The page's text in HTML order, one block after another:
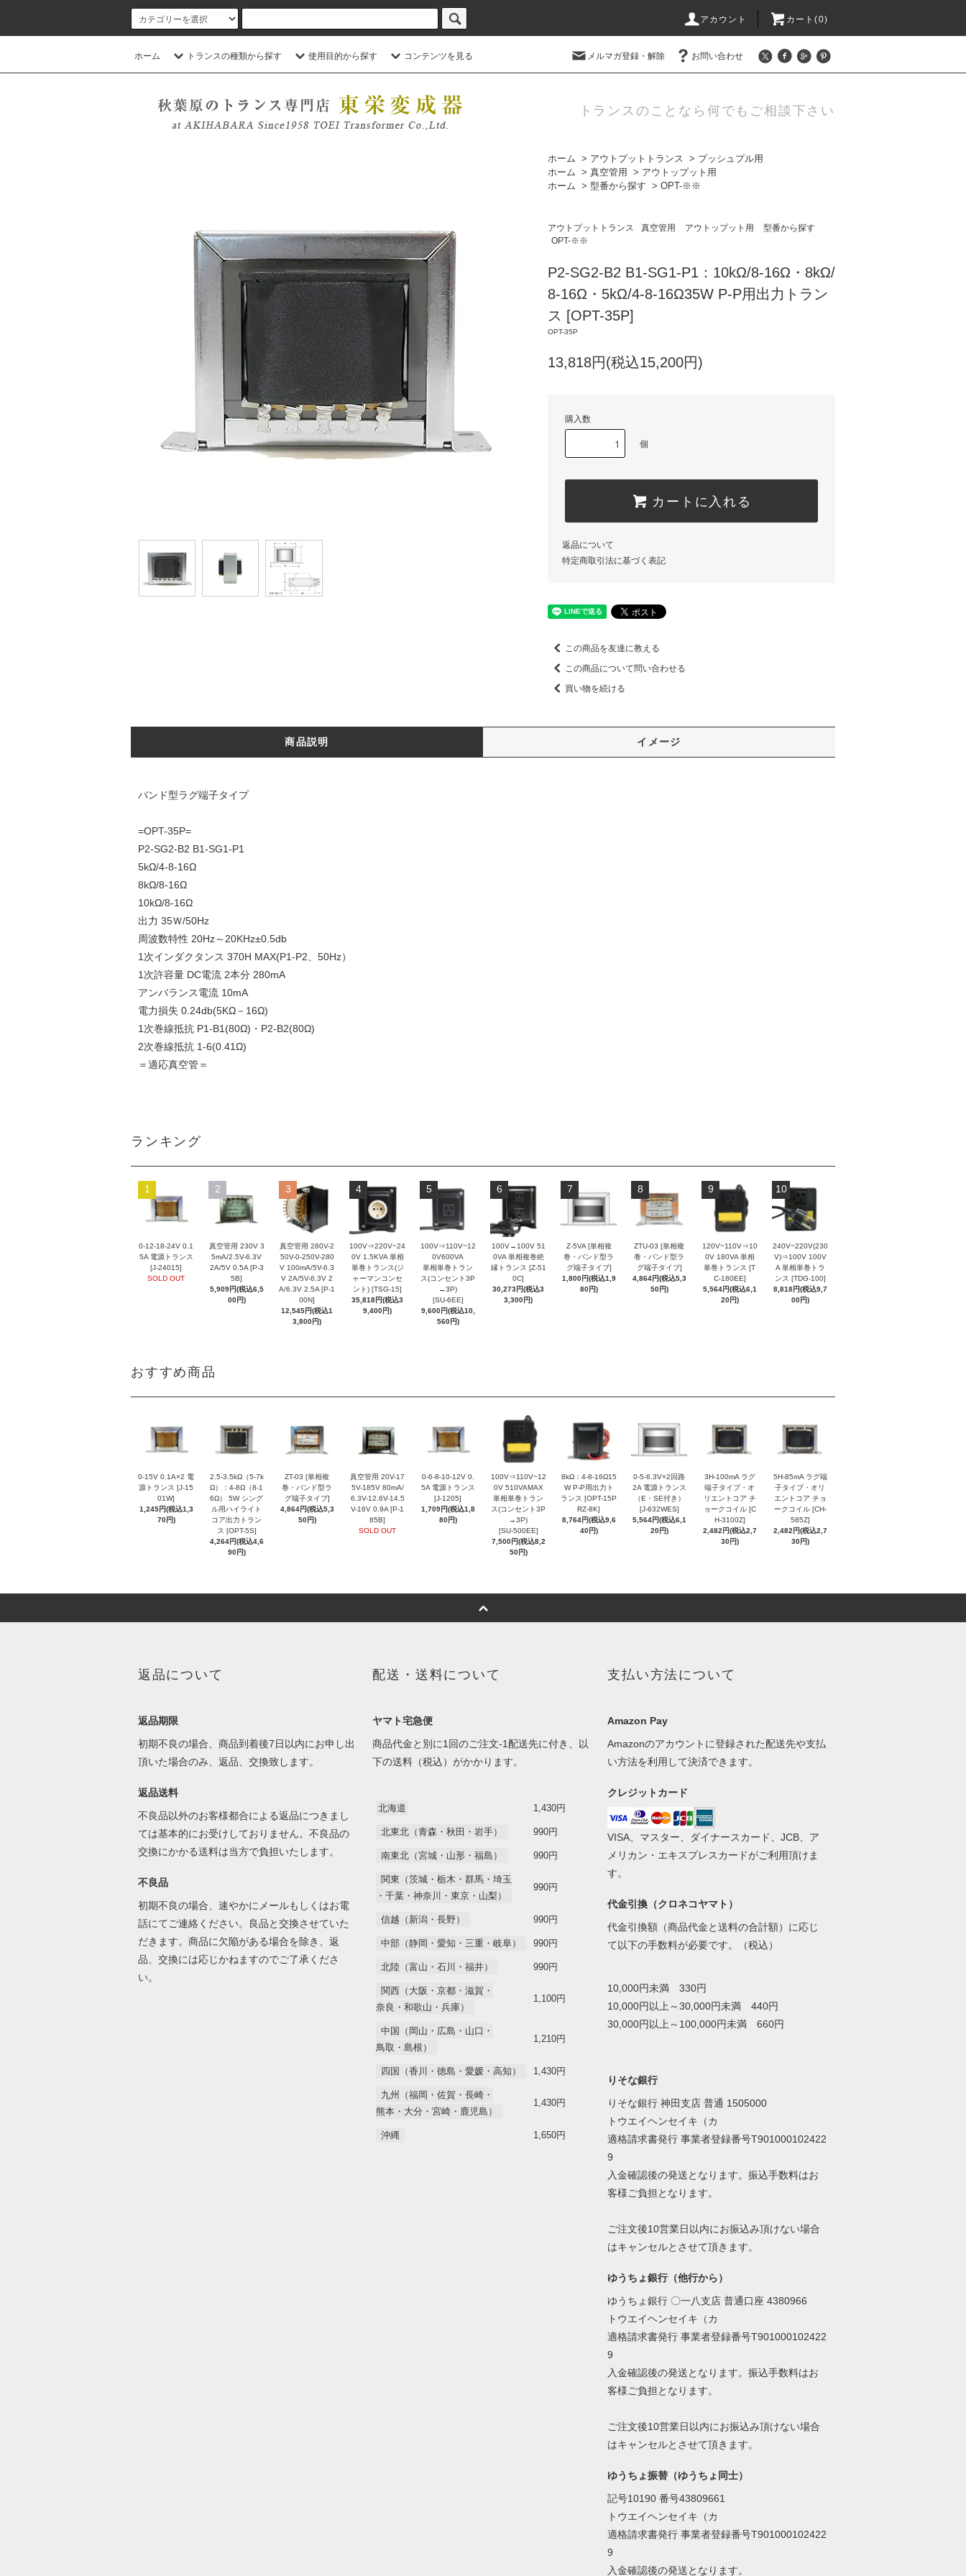
アカウント カート(0)
ホーム トランスの種類から探す 使用目的から探す コンテンツを見る メルマガ登録・解除 お問い合わせ
トランスのことなら何でもご相談下さい
ホーム > アウトプットトランス > プッシュプル用
ホーム > 真空管用 > アウトップット用
ホーム > 型番から探す > OPT-※※
アウトプットトランス 真空管用 アウトップット用
型番から探す
OPT-※※
P2-SG2-B2 B1-SG1-P1：10kΩ/8-16Ω・8kΩ/
8-16Ω・5kΩ/4-8-16Ω35W P-P用出力トラン
ス [OPT-35P]
OPT-35P
13,818円(税込15,200円)
購入数
個
カートに入れる
返品について
特定商取引法に基づく表記
この商品を友達に教える
この商品について問い合わせる
買い物を続ける
商品説明 イメージ
バンド型ラグ端子タイプ
=OPT-35P=
P2-SG2-B2 B1-SG1-P1
5kΩ/4-8-16Ω
8kΩ/8-16Ω
10kΩ/8-16Ω
出力 35Ｗ/50Hz
周波数特性 20Hz～20KHz±0.5db
1次インダクタンス 370H MAX(P1-P2、50Hz）
1次許容量 DC電流 2本分 280mA
アンバランス電流 10mA
電力損失 0.24db(5KΩ－16Ω)
1次巻線抵抗 P1-B1(80Ω)・P2-B2(80Ω)
2次巻線抵抗 1-6(0.41Ω)
＝適応真空管＝
ランキング
1
0-12-18-24V 0.1
5A 電源トランス
[J-24015]
SOLD OUT
2
真空管用 230V 3
5mA/2.5V-6.3V
2A/5V 0.5A [P-3
5B]
5,909円(税込6,5
00円)
3
真空管用 280V-2
50V-0-250V-280
V 100mA/5V-6.3
V 2A/5V-6.3V 2
A/6.3V 2.5A [P-1
00N]
12,545円(税込1
3,800円)
4
100V⇒220V~24
0V 1.5KVA 単相
単巻トランス(ジ
ャーマンコンセ
ント) [TSG-15]
35,818円(税込3
9,400円)
5
100V⇒110V~12
0V600VA
単相単巻トラン
ス(コンセント3P
→3P)
[SU-6EE]
9,600円(税込10,
560円)
6
100V→100V 51
0VA 単相複巻絶
縁トランス [Z-51
0C]
30,273円(税込3
3,300円)
7
Z-5VA [単相複
巻・バンド型ラ
グ端子タイプ]
1,800円(税込1,9
80円)
8
ZTU-03 [単相複
巻・バンド型ラ
グ端子タイプ]
4,864円(税込5,3
50円)
9
120V~110V⇒10
0V 180VA 単相
単巻トランス [T
C-180EE]
5,564円(税込6,1
20円)
10
240V~220V(230
V)⇒100V 100V
A 単相単巻トラ
ンス [TDG-100]
8,818円(税込9,7
00円)
おすすめ商品
0-15V 0.1A×2 電
源トランス [J-15
01W]
1,245円(税込1,3
70円)
2.5-3.5kΩ（5-7k
Ω）：4-8Ω（8-1
6Ω） 5W シング
ル用ハイライト
コア出力トラン
ス [OPT-5S]
4,264円(税込4,6
90円)
ZT-03 [単相複
巻・バンド型ラ
グ端子タイプ]
4,864円(税込5,3
50円)
真空管用 20V-17
5V-185V 80mA/
6.3V-12.6V-14.5
V-16V 0.9A [P-1
85B]
SOLD OUT
0-6-8-10-12V 0.
5A 電源トランス
[J-1205]
1,709円(税込1,8
80円)
100V⇒110V~12
0V 510VAMAX
単相単巻トラン
ス(コンセント3P
→3P)
[SU-500EE]
7,500円(税込8,2
50円)
8kΩ：4-8-16Ω15
W P-P用出力ト
ランス [OPT-15P
RZ-8K]
8,764円(税込9,6
40円)
0-5-6.3V×2回路
2A 電源トランス
（E・SE付き）
[J-632WES]
5,564円(税込6,1
20円)
3H-100mA ラグ
端子タイプ・オ
リエントコア チ
ョークコイル [C
H-3100Z]
2,482円(税込2,7
30円)
5H-85mA ラグ端
子タイプ・オリ
エントコア チョ
ークコイル [CH-
585Z]
2,482円(税込2,7
30円)
返品について
返品期限
初期不良の場合、商品到着後7日以内にお申し出
頂いた場合のみ、返品、交換致します。
返品送料
不良品以外のお客様都合による返品につきまし
ては基本的にお受けしておりません。不良品の
交換にかかる送料は当方で負担いたします。
不良品
初期不良の場合、速やかにメールもしくはお電
話にてご連絡ください。良品と交換させていた
だきます。商品に欠陥がある場合を除き、返
品、交換には応じかねますのでご了承くださ
い。
配送・送料について
ヤマト宅急便
商品代金と別に1回のご注文-1配送先に付き、以
下の送料（税込）がかかります。
北海道 1,430円
北東北（青森・秋田・岩手） 990円
南東北（宮城・山形・福島） 990円
関東（茨城・栃木・群馬・埼玉
・千葉・神奈川・東京・山梨）
990円
信越（新潟・長野） 990円
中部（静岡・愛知・三重・岐阜） 990円
北陸（富山・石川・福井） 990円
関西（大阪・京都・滋賀・
奈良・和歌山・兵庫）
1,100円
中国（岡山・広島・山口・
鳥取・島根）
1,210円
四国（香川・徳島・愛媛・高知） 1,430円
九州（福岡・佐賀・長崎・
熊本・大分・宮崎・鹿児島）
1,430円
沖縄 1,650円
支払い方法について
Amazon Pay
Amazonのアカウントに登録された配送先や支払
い方法を利用して決済できます。
クレジットカード
VISA、マスター、ダイナースカード、JCB、ア
メリカン・エキスプレスカードがご利用頂けま
す。
代金引換（クロネコヤマト）
代金引換額（商品代金と送料の合計額）に応じ
て以下の手数料が必要です。（税込）
10,000円未満 330円
10,000円以上～30,000円未満 440円
30,000円以上～100,000円未満 660円
りそな銀行
りそな銀行 神田支店 普通 1505000
トウエイヘンセイキ（カ
適格請求書発行 事業者登録番号T901000102422
9
入金確認後の発送となります。振込手数料はお
客様ご負担となります。
ご注文後10営業日以内にお振込み頂けない場合
はキャンセルとさせて頂きます。
ゆうちょ銀行（他行から）
ゆうちょ銀行 〇一八支店 普通口座 4380966
トウエイヘンセイキ（カ
適格請求書発行 事業者登録番号T901000102422
9
入金確認後の発送となります。振込手数料はお
客様ご負担となります。
ご注文後10営業日以内にお振込み頂けない場合
はキャンセルとさせて頂きます。
ゆうちょ振替（ゆうちょ同士）
記号10190 番号43809661
トウエイヘンセイキ（カ
適格請求書発行 事業者登録番号T901000102422
9
入金確認後の発送となります。